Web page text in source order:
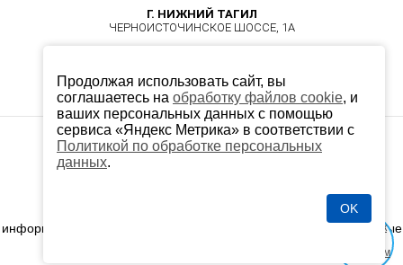
Г. НИЖНИЙ ТАГИЛ
ЧЕРНОИСТОЧИНСКОЕ ШОССЕ, 1А
Амплитуда
Вся информация, представленная на сайте, носит
информационный характер и согласно 437 ГК РФ цены, указанные
Продолжая использовать сайт, вы
соглашаетесь на обработку файлов cookie, и
ваших персональных данных с помощью
сервиса «Яндекс Метрика» в соответствии с
Политикой по обработке персональных
данных.
OK